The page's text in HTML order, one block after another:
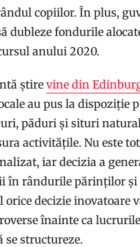
copiilor. În plus,
dubleze fondurile
anului 2020.
știrevine din
au pus la dispoziție
păduri și situri
activitățile. Nu este
iar decizia a
în rândurile părinților și
orice decizie inovatoare
înainte ca lucrurile
se structureze.